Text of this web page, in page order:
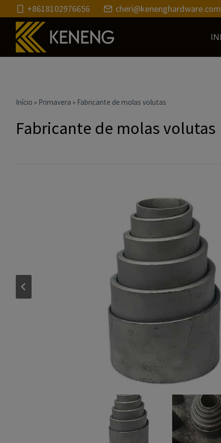
para
conteúdo
+8618102976656 cheri@kenenghardware.com
Início » Primavera » Fabricante de molas volutas
Fabricante de molas volutas